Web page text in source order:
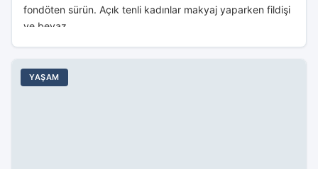
fondöten sürün. Açık tenli kadınlar makyaj yaparken fildişi
ve beyaz...
YAŞAM